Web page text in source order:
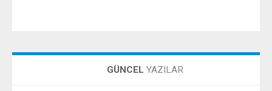
GÜNCEL YAZILAR